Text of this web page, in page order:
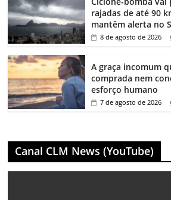
rajadas de até 90
mantêm alerta no
8 de agosto de 2026
A graça incomum
comprada nem
esforço humano
7 de agosto de 2026
Canal CLM News (YouTube)